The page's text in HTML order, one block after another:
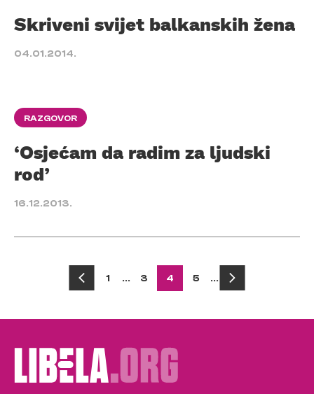
Skriveni svijet balkanskih žena
04.01.2014.
RAZGOVOR
‘Osjećam da radim za ljudski
rod’
16.12.2013.
Posts
pagination
1 … 3 4 5 …